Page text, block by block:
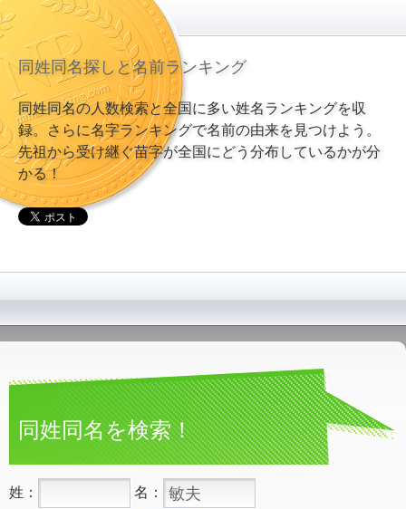
同姓同名探しと名前ランキング
同姓同名の人数検索と全国に多い姓名ランキングを収
録。さらに名字ランキングで名前の由来を見つけよう。
先祖から受け継ぐ苗字が全国にどう分布しているかが分
かる！
同姓同名を検索！
姓： 名：